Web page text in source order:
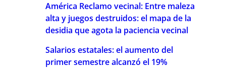
América Reclamo vecinal: Entre maleza
alta y juegos destruidos: el mapa de la
desidia que agota la paciencia vecinal
Salarios estatales: el aumento del
primer semestre alcanzó el 19%